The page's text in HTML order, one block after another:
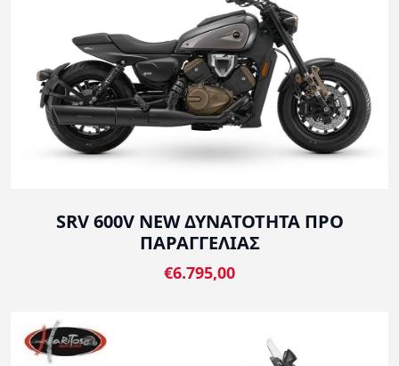
SRV 600V NEW ΔΥΝΑΤΟΤΗΤΑ ΠΡΟ
ΠΑΡΑΓΓΕΛΙΑΣ
€6.795,00